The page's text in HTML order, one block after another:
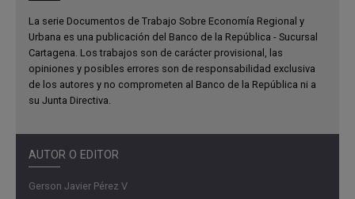
La serie Documentos de Trabajo Sobre Economía Regional y
Urbana es una publicación del Banco de la República - Sucursal
Cartagena. Los trabajos son de carácter provisional, las
opiniones y posibles errores son de responsabilidad exclusiva
de los autores y no comprometen al Banco de la República ni a
su Junta Directiva.
AUTOR O EDITOR
Gerson Javier Pérez V